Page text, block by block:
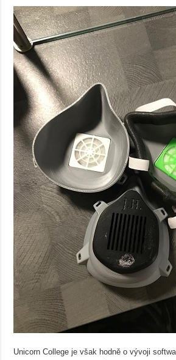
Unicorn College je však hodně o vývoji